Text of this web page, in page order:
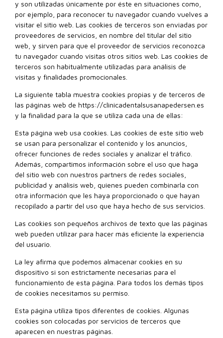
y son utilizadas únicamente por éste en situaciones como,
por ejemplo, para reconocer tu navegador cuando vuelves a
visitar el sitio web. Las cookies de terceros son enviadas por
proveedores de servicios, en nombre del titular del sitio
web, y sirven para que el proveedor de servicios reconozca
tu navegador cuando visitas otros sitios web. Las cookies de
terceros son habitualmente utilizadas para análisis de
visitas y finalidades promocionales.
La siguiente tabla muestra cookies propias y de terceros de
las páginas web de https://clinicadentalsusanapedersen.es
y la finalidad para la que se utiliza cada una de ellas:
Esta página web usa cookies. Las cookies de este sitio web
se usan para personalizar el contenido y los anuncios,
ofrecer funciones de redes sociales y analizar el tráfico.
Además, compartimos información sobre el uso que haga
del sitio web con nuestros partners de redes sociales,
publicidad y análisis web, quienes pueden combinarla con
otra información que les haya proporcionado o que hayan
recopilado a partir del uso que haya hecho de sus servicios.
Las cookies son pequeños archivos de texto que las páginas
web pueden utilizar para hacer más eficiente la experiencia
del usuario.
La ley afirma que podemos almacenar cookies en su
dispositivo si son estrictamente necesarias para el
funcionamiento de esta página. Para todos los demás tipos
de cookies necesitamos su permiso.
Esta página utiliza tipos diferentes de cookies. Algunas
cookies son colocadas por servicios de terceros que
aparecen en nuestras páginas.